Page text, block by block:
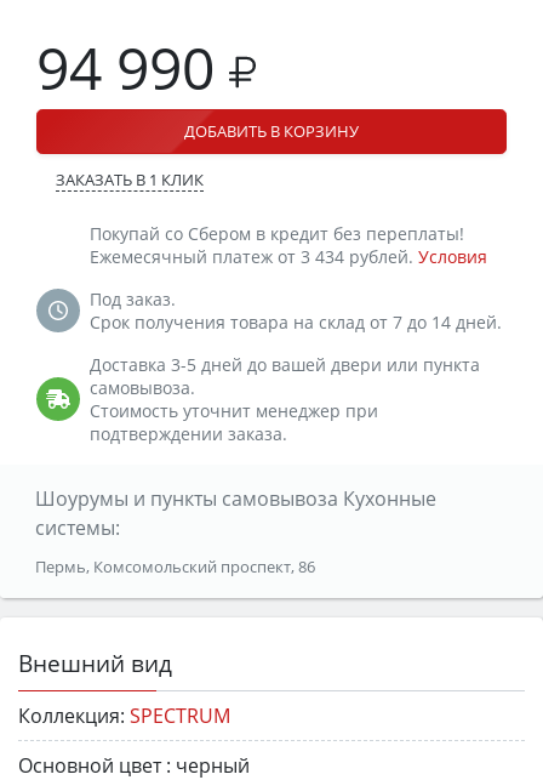
94 990
ДОБАВИТЬ В КОРЗИНУ
ЗАКАЗАТЬ В 1 КЛИК
Покупай со Сбером в кредит без переплаты!
Ежемесячный платеж от 3 434 рублей. Условия
Под заказ.
Срок получения товара на склад от 7 до 14 дней.
Доставка 3-5 дней до вашей двери или пункта
самовывоза.
Стоимость уточнит менеджер при
подтверждении заказа.
Шоурумы и пункты самовывоза Кухонные
системы:
Пермь, Комсомольский проспект, 86
Внешний вид
Коллекция: SPECTRUM
Основной цвет : черный